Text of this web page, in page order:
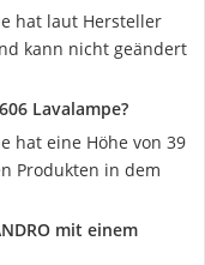
hat laut Hersteller
kann nicht geändert
Lavalampe?
hat eine Höhe von 39
Produkten in dem
mit einem